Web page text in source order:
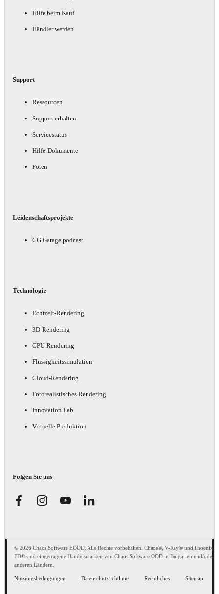
Hilfe beim Kauf
Händler werden
Support
Ressourcen
Support erhalten
Servicestatus
Hilfe-Dokumente
Foren
Leidenschaftsprojekte
CG Garage podcast
Technologie
Echtzeit-Rendering
3D-Rendering
GPU-Rendering
Flüssigkeitssimulation
Cloud-Rendering
Fotorealistisches Rendering
Innovation Lab
Virtuelle Produktion
Folgen Sie uns
© 2026 Chaos Software EOOD. Alle Rechte vorbehalten. Chaos®, V-Ray® und Phoenix
FD® sind eingetragene Handelsmarken von Chaos Software OOD in Bulgarien und/oder
anderen Ländern.
Nutzungsbedingungen Datenschutzrichtlinie Rechtliches Sitemap